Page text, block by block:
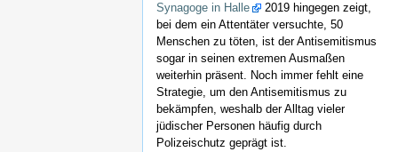
Synagoge in Halle
2019 hingegen zeigt,
bei dem ein Attentäter versuchte, 50
Menschen zu töten, ist der Antisemitismus
sogar in seinen extremen Ausmaßen
weiterhin präsent. Noch immer fehlt eine
Strategie, um den Antisemitismus zu
bekämpfen, weshalb der Alltag vieler
jüdischer Personen häufig durch
Polizeischutz geprägt ist.